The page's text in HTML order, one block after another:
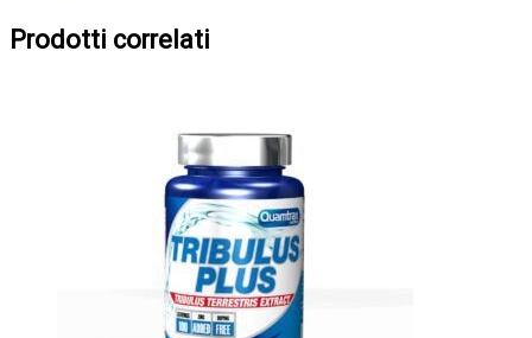
Prodotti correlati